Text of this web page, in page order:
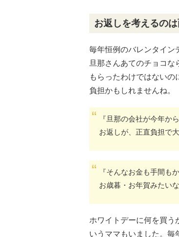
お返しを考えるの
毎年恒例のバレンタイン
旦那さんあてのチョコ
もらったわけではない
負担かもしれませんね。
『旦那の会社が今年
お返しが、正直負担で大
『そんなお金も手間も
お歳暮・お年賀みたい
ホワイトデーに何を買う
いうママもいました。毎